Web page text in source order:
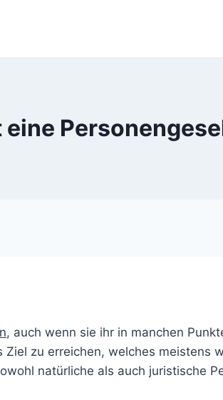
eine
, auch wenn sie ihr in manchen
Ziel zu erreichen, welches meistens
natürliche als auch juristische